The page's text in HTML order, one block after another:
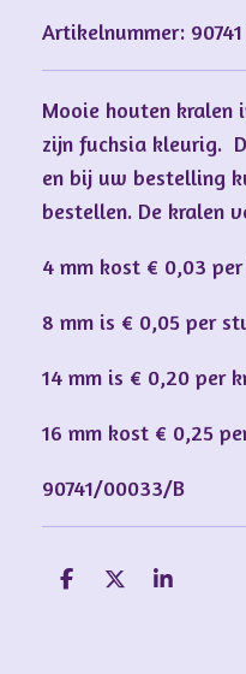
Artikelnummer:
Mooie houten kralen
zijn fuchsia kleurig.
en bij uw bestelling
bestellen. De kralen
4 mm kost € 0,03
8 mm is € 0,05 per
14 mm is € 0,20 per
16 mm kost € 0,25
90741/00033/B
D
D
S